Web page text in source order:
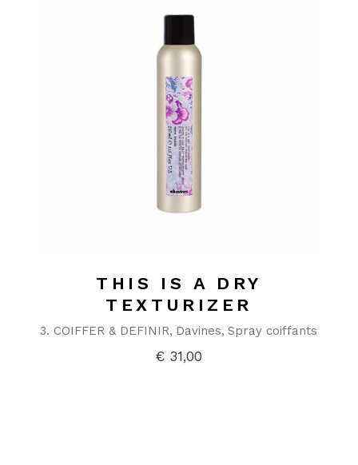
THIS IS A DRY
TEXTURIZER
3. COIFFER & DEFINIR Davines Spray coiffants
€ 31,00